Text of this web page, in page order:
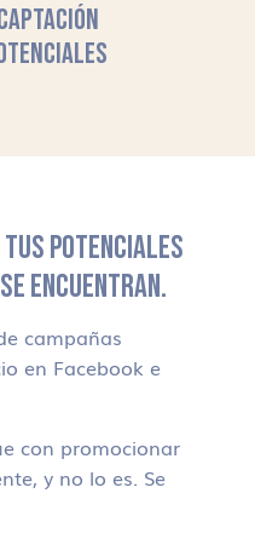
POTENCIALES
ENCUENTRAN.
campañas
en Facebook e
con promocionar
y no lo es. Se